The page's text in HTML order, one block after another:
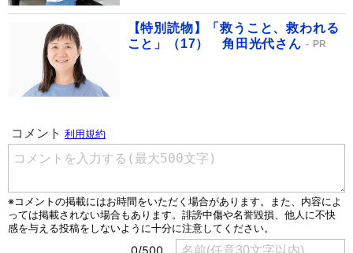
【特別読物】「救うこと、救われる
こと」（17） 角田光代さん
PR